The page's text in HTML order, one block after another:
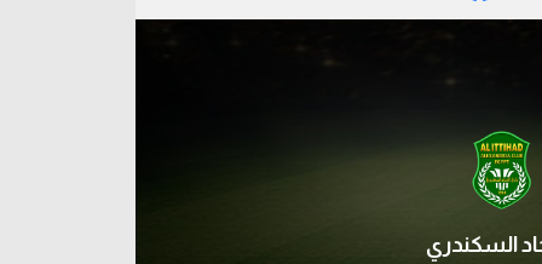
Gamers
السكندري